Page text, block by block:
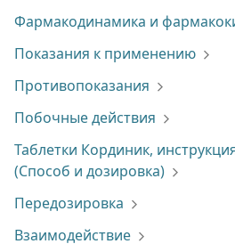
Фармакодинамика и
Показания к применению
Противопоказания
Побочные действия
Таблетки Кординик,
(Способ и дозировка)
Передозировка
Взаимодействие